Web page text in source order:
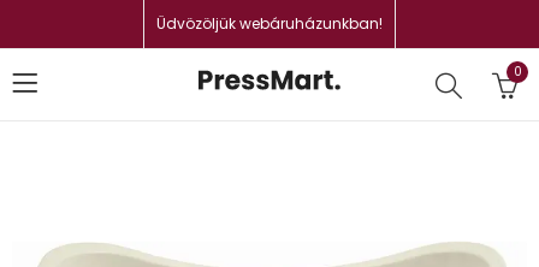
Üdvözöljük webáruházunkban!
0